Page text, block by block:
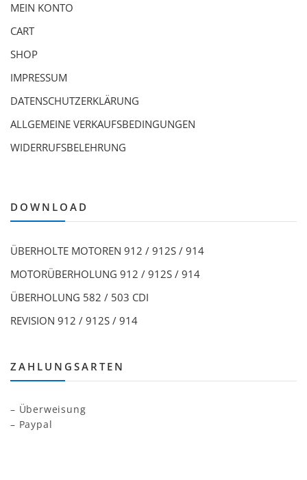
MEIN KONTO
CART
SHOP
IMPRESSUM
DATENSCHUTZERKLÄRUNG
ALLGEMEINE VERKAUFSBEDINGUNGEN
WIDERRUFSBELEHRUNG
DOWNLOAD
ÜBERHOLTE MOTOREN 912 / 912S / 914
MOTORÜBERHOLUNG 912 / 912S / 914
ÜBERHOLUNG 582 / 503 CDI
REVISION 912 / 912S / 914
ZAHLUNGSARTEN
– Überweisung
– Paypal